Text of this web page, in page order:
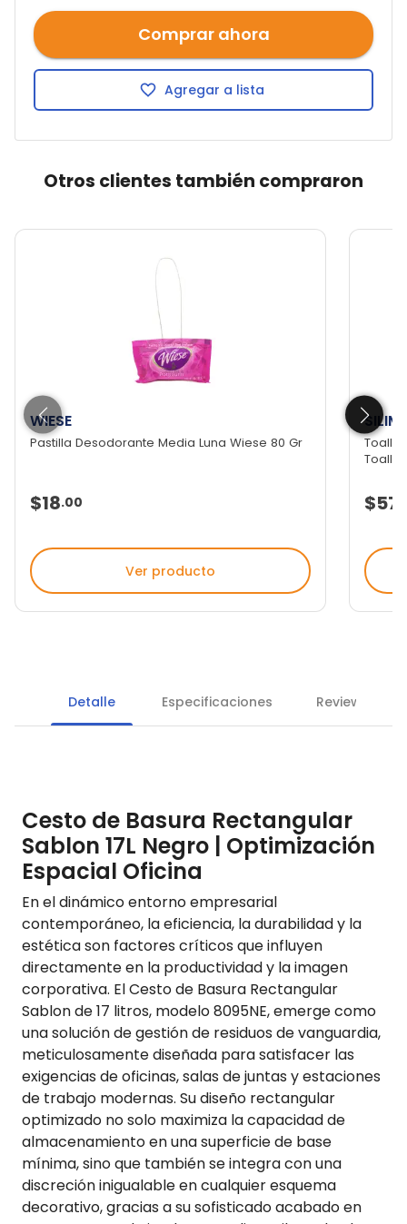
Comprar ahora
Agregar a lista
Otros clientes también compraron
WIESE
Pastilla Desodorante Media Luna Wiese 80 Gr
$18.00
Ver producto
Toall...
$57
Detalle Especificaciones Reviews
Cesto de Basura Rectangular
Sablon 17L Negro | Optimización
Espacial Oficina
En el dinámico entorno empresarial
contemporáneo, la eficiencia, la durabilidad y la
estética son factores críticos que influyen
directamente en la productividad y la imagen
corporativa. El Cesto de Basura Rectangular
Sablon de 17 litros, modelo 8095NE, emerge como
una solución de gestión de residuos de vanguardia,
meticulosamente diseñada para satisfacer las
exigencias de oficinas, salas de juntas y estaciones
de trabajo modernas. Su diseño rectangular
optimizado no solo maximiza la capacidad de
almacenamiento en una superficie de base
mínima, sino que también se integra con una
discreción inigualable en cualquier esquema
decorativo, gracias a su sofisticado acabado en